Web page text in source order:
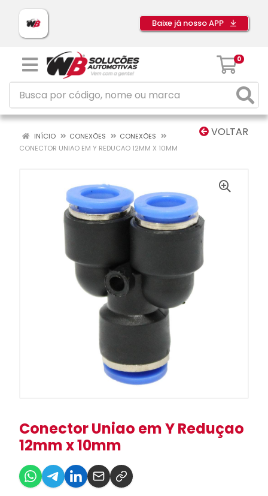
Baixe já nosso APP
0
VOLTAR
INÍCIO CONEXÕES
CONEXÕES
CONECTOR UNIAO EM Y REDUCAO 12MM X 10MM
Conector Uniao em Y Reduçao
12mm x 10mm